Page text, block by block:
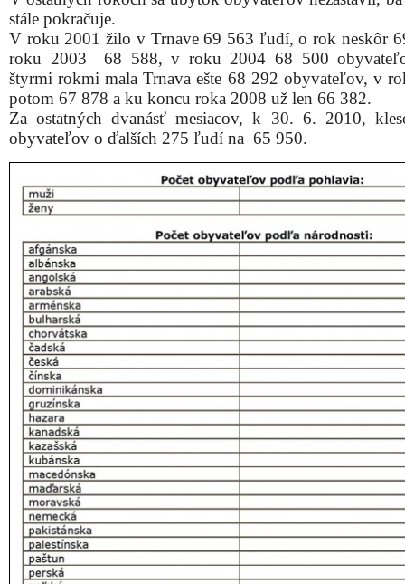
stále pokračuje.
V roku 2001 žilo v Trnave 69 563 ľudí, o rok neskôr
roku 2003 68 588, v roku 2004 68 500
štyrmi rokmi mala Trnava ešte 68 292 obyvateľov, v
potom 67 878 a ku koncu roka 2008 už len 66 382.
Za ostatných dvanásť mesiacov, k 30. 6. 2010,
obyvateľov o ďalších 275 ľudí na 65 950.